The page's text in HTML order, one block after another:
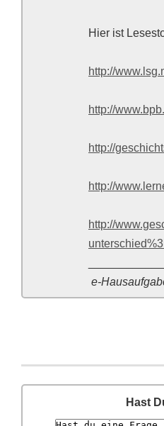
Hier ist
http://
http://
http://
http://
http://
e-
Hast